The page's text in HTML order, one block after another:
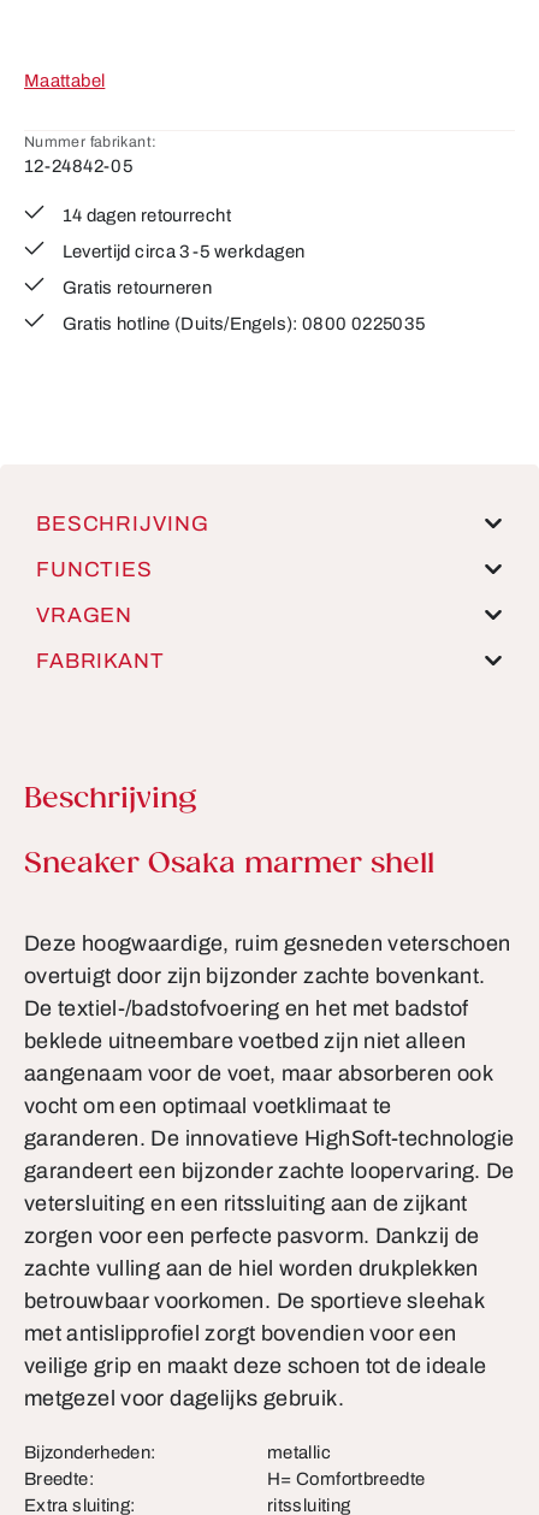
Maattabel
Nummer fabrikant:
12-24842-05
14 dagen retourrecht
Levertijd circa 3-5 werkdagen
Gratis retourneren
Gratis hotline (Duits/Engels): 0800 0225035
BESCHRIJVING
FUNCTIES
VRAGEN
FABRIKANT
Beschrijving
Productinformatie
Sneaker Osaka marmer shell
Deze hoogwaardige, ruim gesneden veterschoen
overtuigt door zijn bijzonder zachte bovenkant.
De textiel-/badstofvoering en het met badstof
beklede uitneembare voetbed zijn niet alleen
aangenaam voor de voet, maar absorberen ook
vocht om een optimaal voetklimaat te
garanderen. De innovatieve HighSoft-technologie
garandeert een bijzonder zachte loopervaring. De
vetersluiting en een ritssluiting aan de zijkant
zorgen voor een perfecte pasvorm. Dankzij de
zachte vulling aan de hiel worden drukplekken
betrouwbaar voorkomen. De sportieve sleehak
met antislipprofiel zorgt bovendien voor een
veilige grip en maakt deze schoen tot de ideale
metgezel voor dagelijks gebruik.
Bijzonderheden:
metallic
Breedte:
H= Comfortbreedte
Extra sluiting:
ritssluiting